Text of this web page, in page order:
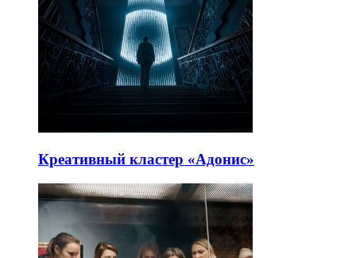
Креативный кластер «Адонис»